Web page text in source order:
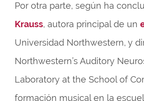
Por otra parte, según ha
Krauss, autora principal de un
Universidad Northwestern, y
Northwestern’s Auditory
Laboratory at the School of
formación musical en la